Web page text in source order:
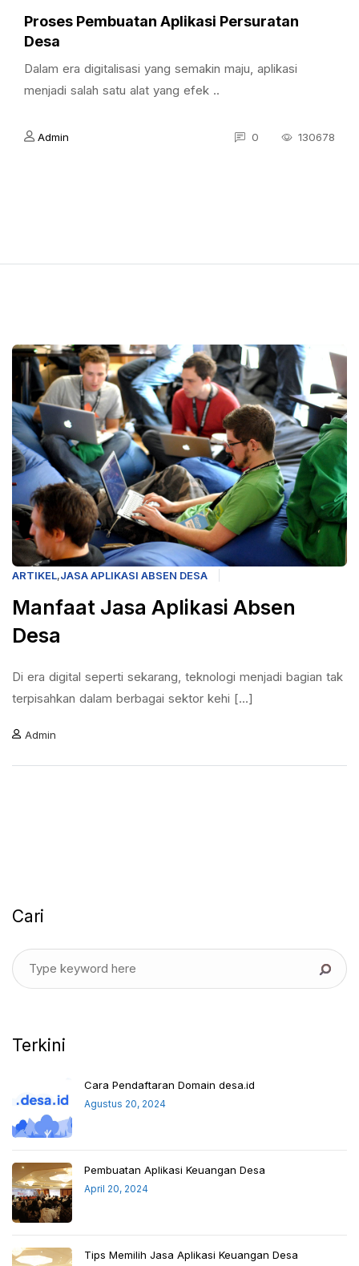
Proses Pembuatan Aplikasi Persuratan
Desa
Dalam era digitalisasi yang semakin maju, aplikasi
menjadi salah satu alat yang efek ..
Admin 0 130678
ARTIKEL,JASA APLIKASI ABSEN DESA
Manfaat Jasa Aplikasi Absen
Desa
Di era digital seperti sekarang, teknologi menjadi bagian tak
terpisahkan dalam berbagai sektor kehi [...]
Admin
Cari
Terkini
Cara Pendaftaran Domain desa.id
Agustus 20, 2024
Pembuatan Aplikasi Keuangan Desa
April 20, 2024
Tips Memilih Jasa Aplikasi Keuangan Desa